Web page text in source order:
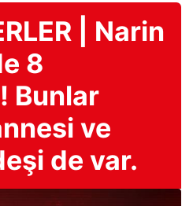
| Narin
8
Bunlar
ve
de var.